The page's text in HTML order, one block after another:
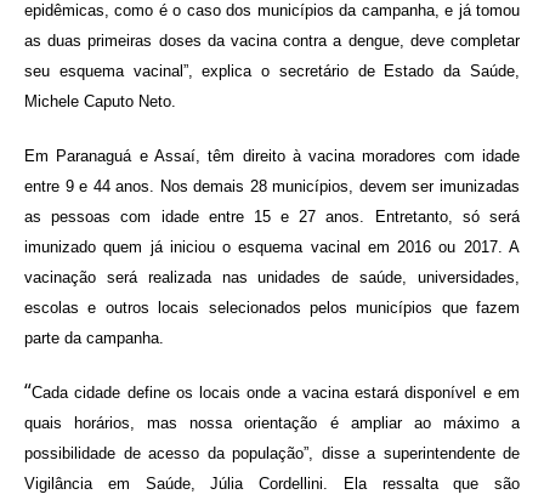
epidêmicas, como é o caso dos municípios da campanha, e já tomou
as duas primeiras doses da vacina contra a dengue, deve completar
seu esquema vacinal”, explica o secretário de Estado da Saúde,
Michele Caputo Neto.
Em Paranaguá e Assaí, têm direito à vacina moradores com idade
entre 9 e 44 anos. Nos demais 28 municípios, devem ser imunizadas
as pessoas com idade entre 15 e 27 anos. Entretanto, só será
imunizado quem já iniciou o esquema vacinal em 2016 ou 2017. A
vacinação será realizada nas unidades de saúde, universidades,
escolas e outros locais selecionados pelos municípios que fazem
parte da campanha.
“Cada cidade define os locais onde a vacina estará disponível e em
quais horários, mas nossa orientação é ampliar ao máximo a
possibilidade de acesso da população”, disse a superintendente de
Vigilância em Saúde, Júlia Cordellini. Ela ressalta que são